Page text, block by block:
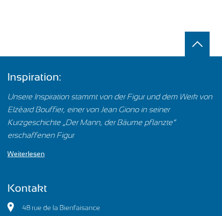
Inspiration:
Unsere Inspiration stammt von der Figur und dem Werk von
Elzéard Bouffier, einer von Jean Giono in seiner
Kurzgeschichte „Der Mann, der Bäume pflanzte“
erschaffenen Figur…
Weiterlesen
Kontakt
48 rue de la Bienfaisance